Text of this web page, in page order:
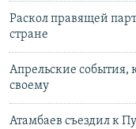
Раскол правящей
стране
Апрельские
своему
Атамбаев съездил к